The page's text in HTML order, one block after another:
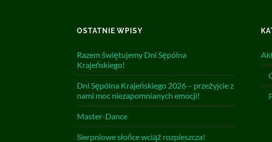
OSTATNIE WPISY
Razem świętujemy Dni Sępólna
Krajeńskiego!
Dni Sępólna Krajeńskiego 2026 – przeżyjcie z
nami moc niezapomnianych emocji!
Master-Dance
Sierpniowe słońce wciąż rozpieszcza!